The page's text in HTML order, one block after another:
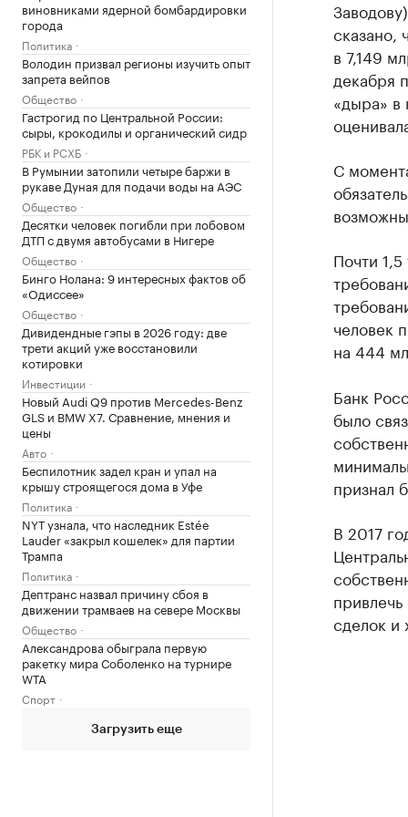
виновниками ядерной бомбардировки
города
Политика
Володин призвал регионы изучить опыт
запрета вейпов
Общество
Гастрогид по Центральной России:
сыры, крокодилы и органический сидр
РБК и РСХБ
В Румынии затопили четыре баржи в
рукаве Дуная для подачи воды на АЭС
Общество
Десятки человек погибли при лобовом
ДТП с двумя автобусами в Нигере
Общество
Бинго Нолана: 9 интересных фактов об
«Одиссее»
Общество
Дивидендные гэпы в 2026 году: две
трети акций уже восстановили
котировки
Инвестиции
Новый Audi Q9 против Mercedes-Benz
GLS и BMW X7. Сравнение, мнения и
цены
Авто
Беспилотник задел кран и упал на
крышу строящегося дома в Уфе
Политика
NYT узнала, что наследник Estée
Lauder «закрыл кошелек» для партии
Трампа
Политика
Дептранс назвал причину сбоя в
движении трамваев на севере Москвы
Общество
Александрова обыграла первую
ракетку мира Соболенко на турнире
WTA
Спорт
Загрузить еще
сказано,
в 7,149
декабря
«дыра» в
С
Почти
человек
на 444
Банк
было
признал
В 2017
сделок и